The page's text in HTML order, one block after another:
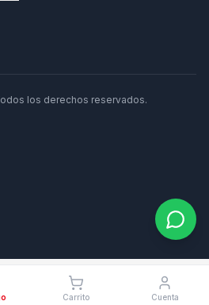
los derechos reservados.
Carrito Cuenta